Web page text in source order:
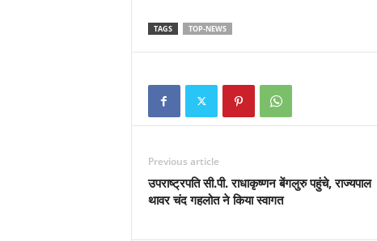
TAGS TOP-NEWS
Previous article
उपराष्ट्रपति सी.पी. राधाकृष्णन बेंगलुरु पहुंचे, राज्यपाल
थावर चंद गहलोत ने किया स्वागत